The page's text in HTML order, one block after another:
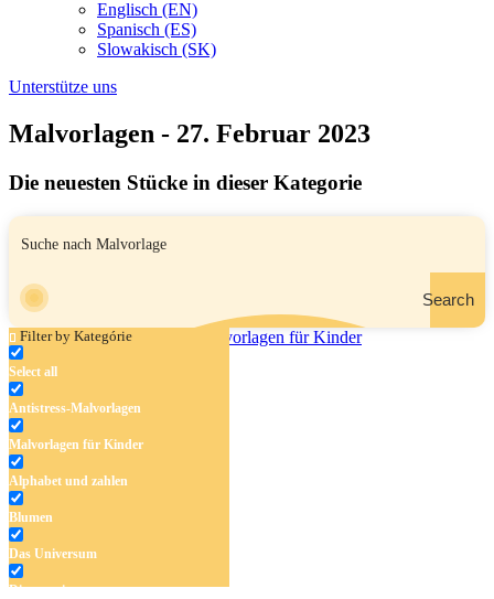
Englisch (EN)
Spanisch (ES)
Slowakisch (SK)
Unterstütze uns
Malvorlagen - 27. Februar 2023
Die neuesten Stücke in dieser Kategorie
Search
Filter by Kategórie
Select all
Antistress-Malvorlagen
Malvorlagen für Kinder
Alphabet und zahlen
Blumen
Das Universum
Dinosaurier
Feuerwehrauto